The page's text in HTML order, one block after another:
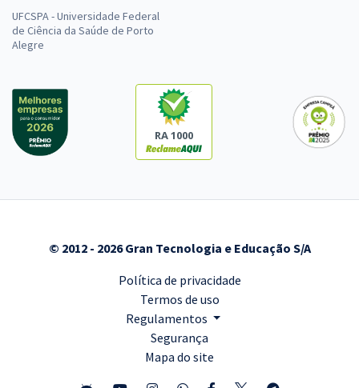
UFCSPA - Universidade Federal
de Ciência da Saúde de Porto
Alegre
RA 1000
© 2012 - 2026 Gran Tecnologia e Educação S/A
Política de privacidade
Termos de uso
Regulamentos
Segurança
Mapa do site